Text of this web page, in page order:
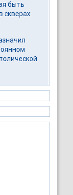
быть
скверах